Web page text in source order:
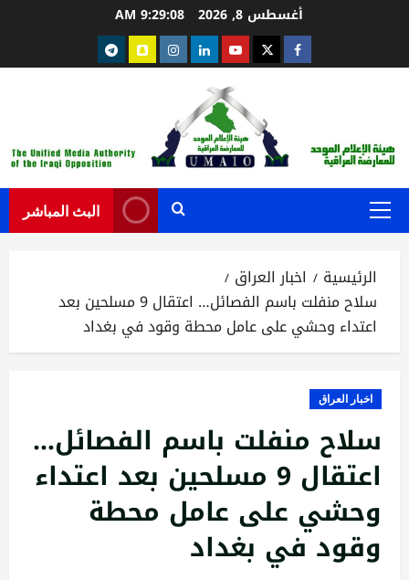
المحتوى
أغسطس 8, 2026 9:29:09 AM
facebook
Twitter
youtube
Linkedin
instagram
snapchat
Telegram
القائمة
البث المباشر
الرئيسية
اخبار العراق
سلاح منفلت باسم الفصائل… اعتقال 9 مسلحين بعد
اعتداء وحشي على عامل محطة وقود في بغداد
اخبار العراق
سلاح منفلت باسم الفصائل…
اعتقال 9 مسلحين بعد اعتداء
وحشي على عامل محطة
وقود في بغداد